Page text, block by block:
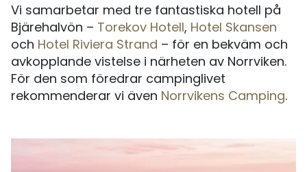
Vi samarbetar med tre fantastiska hotell på
Bjärehalvön – Torekov Hotell, Hotel Skansen
och Hotel Riviera Strand – för en bekväm och
avkopplande vistelse i närheten av Norrviken.
För den som föredrar campinglivet
rekommenderar vi även Norrvikens Camping.